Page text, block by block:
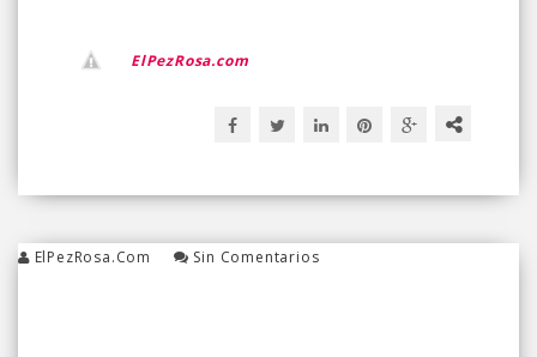
ElPezRosa.com
ElPezRosa.com Sin Comentarios